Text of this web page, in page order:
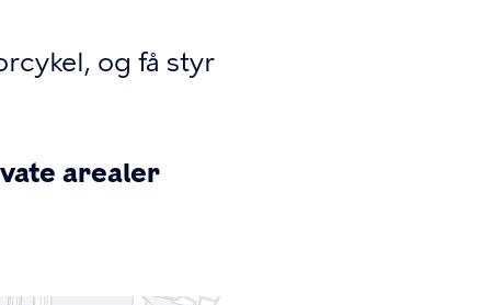
og få styr
arealer